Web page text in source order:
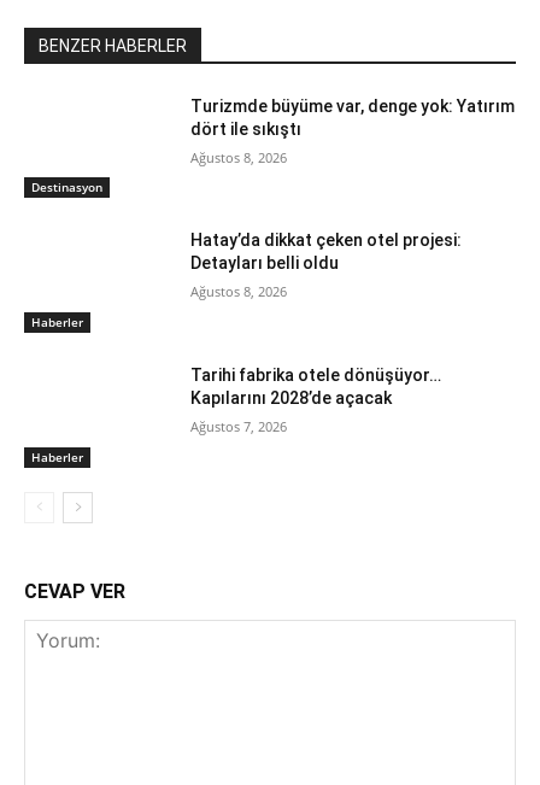
BENZER HABERLER
Destinasyon
Turizmde büyüme var, denge yok: Yatırım
dört ile sıkıştı
Ağustos 8, 2026
Haberler
Hatay’da dikkat çeken otel projesi:
Detayları belli oldu
Ağustos 8, 2026
Haberler
Tarihi fabrika otele dönüşüyor…
Kapılarını 2028’de açacak
Ağustos 7, 2026
CEVAP VER